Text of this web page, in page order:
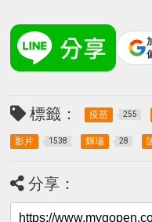
標籤： 疫苗 255
影片 1538 輝瑞 28
分享：